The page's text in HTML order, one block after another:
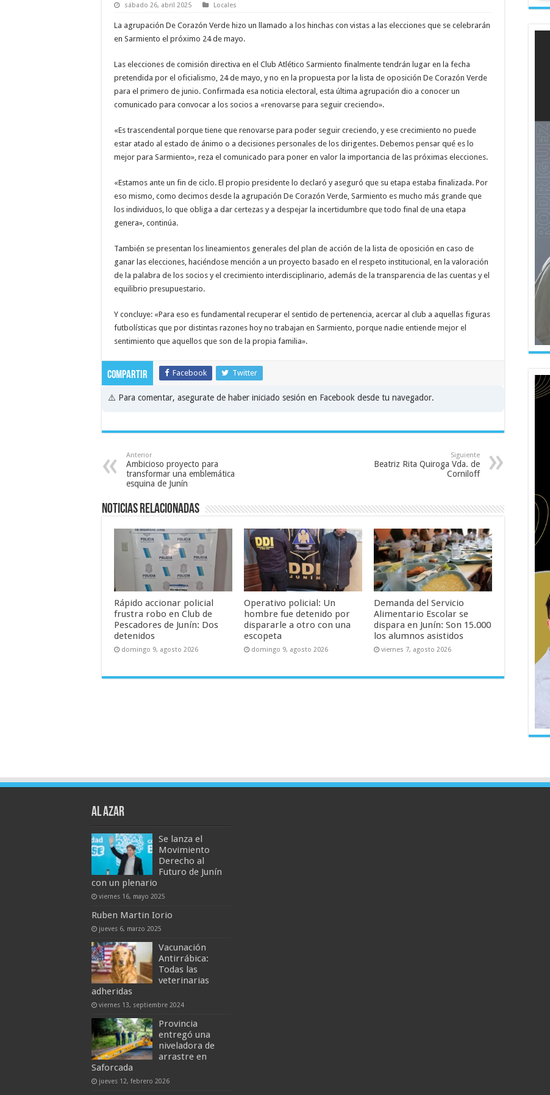
sábado 26, abril 2025 Locales
La agrupación De Corazón Verde hizo un llamado a los hinchas con vistas a las elecciones que se celebrarán
en Sarmiento el próximo 24 de mayo.
Las elecciones de comisión directiva en el Club Atlético Sarmiento finalmente tendrán lugar en la fecha
pretendida por el oficialismo, 24 de mayo, y no en la propuesta por la lista de oposición De Corazón Verde
para el primero de junio. Confirmada esa noticia electoral, esta última agrupación dio a conocer un
comunicado para convocar a los socios a «renovarse para seguir creciendo».
«Es trascendental porque tiene que renovarse para poder seguir creciendo, y ese crecimiento no puede
estar atado al estado de ánimo o a decisiones personales de los dirigentes. Debemos pensar qué es lo
mejor para Sarmiento», reza el comunicado para poner en valor la importancia de las próximas elecciones.
«Estamos ante un fin de ciclo. El propio presidente lo declaró y aseguró que su etapa estaba finalizada. Por
eso mismo, como decimos desde la agrupación De Corazón Verde, Sarmiento es mucho más grande que
los individuos, lo que obliga a dar certezas y a despejar la incertidumbre que todo final de una etapa
genera», continúa.
También se presentan los lineamientos generales del plan de acción de la lista de oposición en caso de
ganar las elecciones, haciéndose mención a un proyecto basado en el respeto institucional, en la valoración
de la palabra de los socios y el crecimiento interdisciplinario, además de la transparencia de las cuentas y el
equilibrio presupuestario.
Y concluye: «Para eso es fundamental recuperar el sentido de pertenencia, acercar al club a aquellas figuras
futbolísticas que por distintas razones hoy no trabajan en Sarmiento, porque nadie entiende mejor el
sentimiento que aquellos que son de la propia familia».
Compartir Facebook Twitter
⚠️ Para comentar, asegurate de haber iniciado sesión en Facebook desde tu navegador.
Anterior
Ambicioso proyecto para
transformar una emblemática
esquina de Junín
Siguiente
Beatriz Rita Quiroga Vda. de
Corniloff
Noticias relacionadas
Rápido accionar policial
frustra robo en Club de
Pescadores de Junín: Dos
detenidos
domingo 9, agosto 2026
Operativo policial: Un
hombre fue detenido por
dispararle a otro con una
escopeta
domingo 9, agosto 2026
Demanda del Servicio
Alimentario Escolar se
dispara en Junín: Son 15.000
los alumnos asistidos
viernes 7, agosto 2026
AL AZAR
Se lanza el
Movimiento
Derecho al
Futuro de Junín
con un plenario
viernes 16, mayo 2025
Ruben Martin Iorio
jueves 6, marzo 2025
Vacunación
Antirrábica:
Todas las
veterinarias
adheridas
viernes 13, septiembre 2024
Provincia
entregó una
niveladora de
arrastre en
Saforcada
jueves 12, febrero 2026